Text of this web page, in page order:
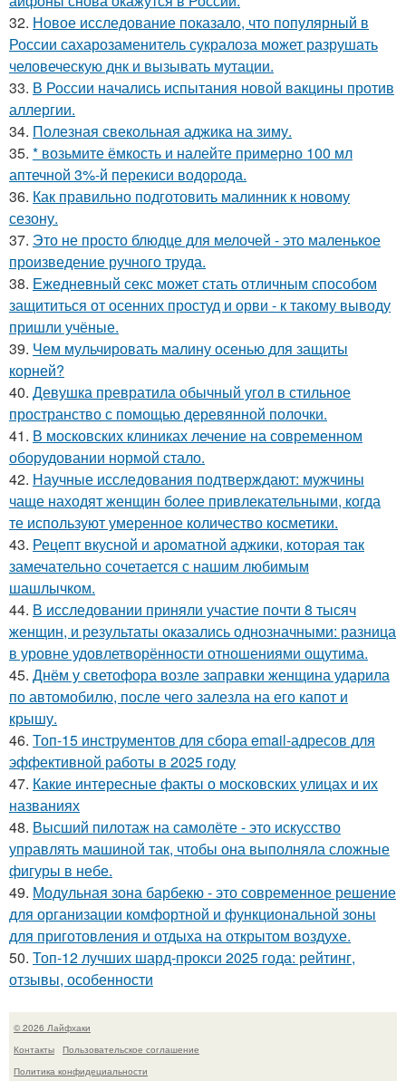
32. Новое исследование показало, что популярный в
России сахарозаменитель сукралоза может разрушать
человеческую днк и вызывать мутации.
33. В России начались испытания новой вакцины против
аллергии.
34. Полезная свекольная аджика на зиму.
35. * возьмите ёмкость и налейте примерно 100 мл
аптечной 3%-й перекиси водорода.
36. Как правильно подготовить малинник к новому
сезону.
37. Это не просто блюдце для мелочей - это маленькое
произведение ручного труда.
38. Ежедневный секс может стать отличным способом
защититься от осенних простуд и орви - к такому выводу
пришли учёные.
39. Чем мульчировать малину осенью для защиты
корней?
40. Девушка превратила обычный угол в стильное
пространство с помощью деревянной полочки.
41. В московских клиниках лечение на современном
оборудовании нормой стало.
42. Научные исследования подтверждают: мужчины
чаще находят женщин более привлекательными, когда
те используют умеренное количество косметики.
43. Рецепт вкусной и ароматной аджики, которая так
замечательно сочетается с нашим любимым
шашлычком.
44. В исследовании приняли участие почти 8 тысяч
женщин, и результаты оказались однозначными: разница
в уровне удовлетворённости отношениями ощутима.
45. Днём у светофора возле заправки женщина ударила
по автомобилю, после чего залезла на его капот и
крышу.
46. Топ-15 инструментов для сбора email-адресов для
эффективной работы в 2025 году
47. Какие интересные факты о московских улицах и их
названиях
48. Высший пилотаж на самолёте - это искусство
управлять машиной так, чтобы она выполняла сложные
фигуры в небе.
49. Модульная зона барбекю - это современное решение
для организации комфортной и функциональной зоны
для приготовления и отдыха на открытом воздухе.
50. Топ-12 лучших шард-прокси 2025 года: рейтинг,
отзывы, особенности
© 2026 Лайфхаки
Контакты
Пользовательское соглашение
Политика конфидециальности